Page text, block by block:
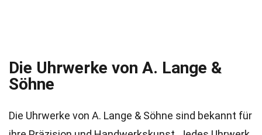
Die Uhrwerke von A. Lange &
Söhne
Die Uhrwerke von A. Lange & Söhne sind bekannt für